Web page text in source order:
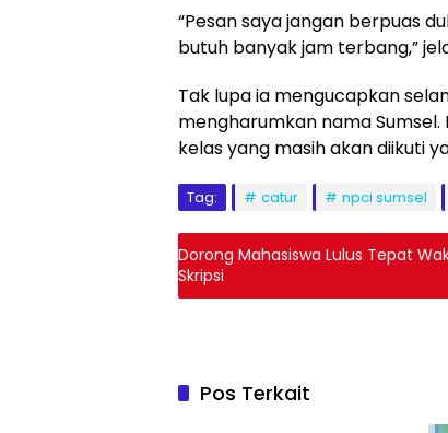
“Pesan saya jangan berpuas
butuh banyak jam terbang,”
Tak lupa ia mengucapkan
mengharumkan nama
kelas yang masih akan diikuti
Tag: catur npci sumsel
Dorong Mahasiswa Lulus Tepat
Skripsi
Pos Terkait
Olahraga